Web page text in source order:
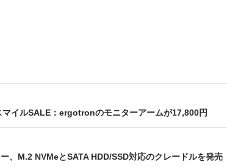
イルSALE：ergotronのモニターアームが17,800円
、M.2 NVMeとSATA HDD/SSD対応のクレードルを発売